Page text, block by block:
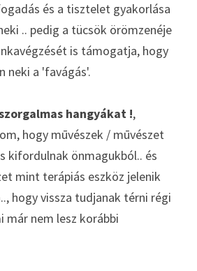
és a tisztelet gyakorlása
.. pedig a tücsök örömzenéje
is támogatja, hogy
neki a 'favágás'.
hangyákat !,
hogy mūvészek / mūvészet
kifordulnak önmagukból.. és
mint terápiás eszköz jelenik
hogy vissza tudjanak térni régi
már nem lesz korábbi